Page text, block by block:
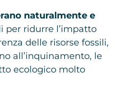
naturalmente e
per ridurre l’impatto
delle risorse fossili,
all’inquinamento, le
ecologico molto